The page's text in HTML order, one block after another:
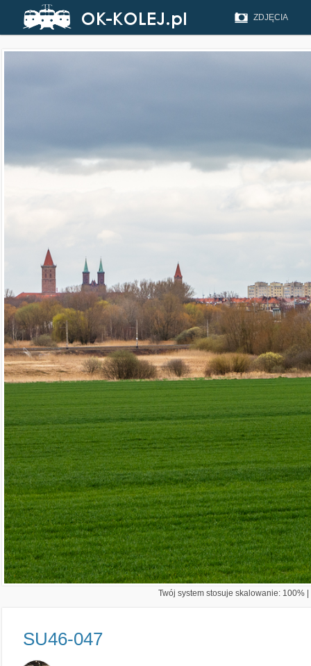
ZDJĘCIA
Twój system stosuje skalowanie: 100%
SU46-047